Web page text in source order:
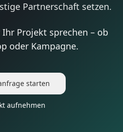
Partnerschaft setzen.
Ihr Projekt sprechen – ob
oder Kampagne.
starten
aufnehmen